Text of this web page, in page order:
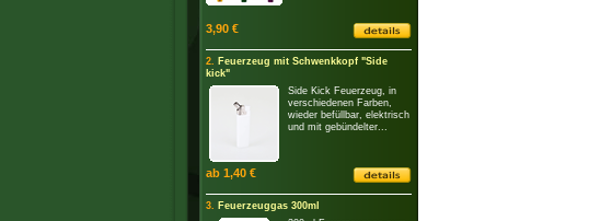
3,90 €
2. Feuerzeug mit Schwenkkopf "Side
kick"
Side Kick Feuerzeug, in
verschiedenen Farben,
wieder befüllbar, elektrisch
und mit gebündelter...
ab 1,40 €
3. Feuerzeuggas 300ml